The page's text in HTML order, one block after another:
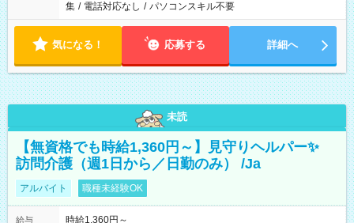
集 / 電話対応なし / パソコンスキル不要
気になる！ 応募する 詳細へ
未読
【無資格でも時給1,360円～】見守りヘルパー✨
訪問介護（週1日から／日勤のみ） /Ja
アルバイト 職種未経験OK
給与 時給1,360円～